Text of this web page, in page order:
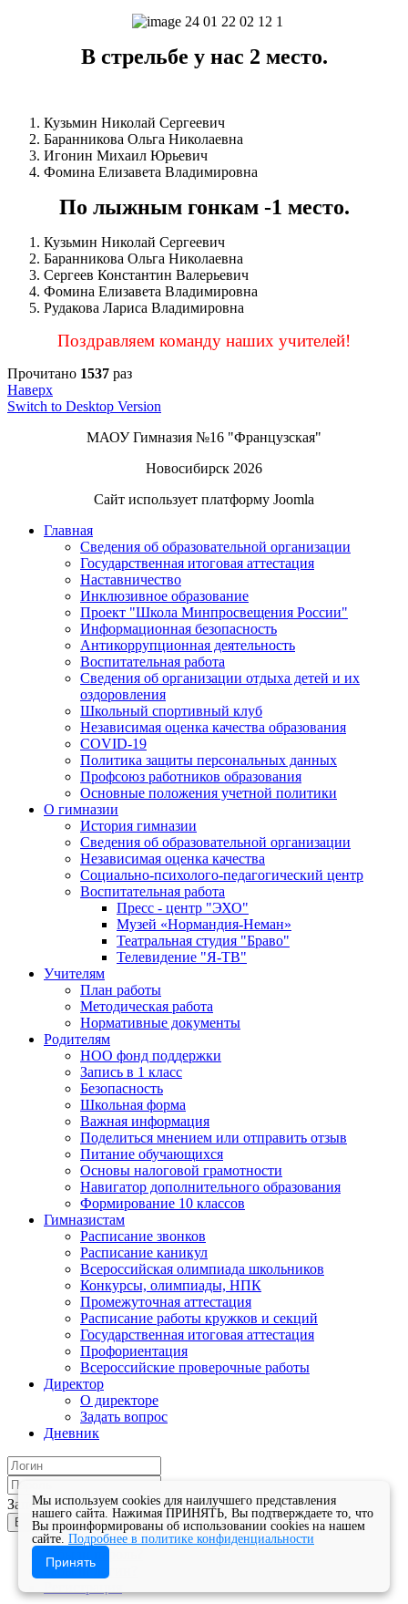
В стрельбе у нас 2 место.
Кузьмин Николай Сергеевич
Баранникова Ольга Николаевна
Игонин Михаил Юрьевич
Фомина Елизавета Владимировна
По лыжным гонкам -1 место.
Кузьмин Николай Сергеевич
Баранникова Ольга Николаевна
Сергеев Константин Валерьевич
Фомина Елизавета Владимировна
Рудакова Лариса Владимировна
Поздравляем команду наших учителей!
Прочитано 1537 раз
Наверх
Switch to Desktop Version
МАОУ Гимназия №16 "Французская"
Новосибирск 2026
Сайт использует платформу Joomla
Главная
Сведения об образовательной организации
Государственная итоговая аттестация
Наставничество
Инклюзивное образование
Проект "Школа Минпросвещения России"
Информационная безопасность
Антикоррупционная деятельность
Воспитательная работа
Сведения об организации отдыха детей и их
оздоровления
Школьный спортивный клуб
Независимая оценка качества образования
COVID-19
Политика защиты персональных данных
Профсоюз работников образования
Основные положения учетной политики
О гимназии
История гимназии
Сведения об образовательной организации
Независимая оценка качества
Социально-психолого-педагогический центр
Воспитательная работа
Пресс - центр "ЭХО"
Музей «Нормандия-Неман»
Театральная студия "Браво"
Телевидение "Я-ТВ"
Учителям
План работы
Методическая работа
Нормативные документы
Родителям
НОО фонд поддержки
Запись в 1 класс
Безопасность
Школьная форма
Важная информация
Поделиться мнением или отправить отзыв
Питание обучающихся
Основы налоговой грамотности
Навигатор дополнительного образования
Формирование 10 классов
Гимназистам
Расписание звонков
Расписание каникул
Всероссийская олимпиада школьников
Конкурсы, олимпиады, НПК
Промежуточная аттестация
Расписание работы кружков и секций
Государственная итоговая аттестация
Профориентация
Всероссийские проверочные работы
Директор
О директоре
Задать вопрос
Дневник
Запомнить меня
Войти
Забыли пароль?
Забыли логин?
Мы используем cookies для наилучшего представления
нашего сайта. Нажимая ПРИНЯТЬ, Вы подтверждаете то, что
Вы проинформированы об использовании cookies на нашем
сайте. Подробнее в политике конфиденциальности
Принять